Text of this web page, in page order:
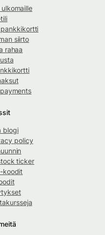
pankkikortti
siirto
rahaa
blogi
policy
ticker
koodit